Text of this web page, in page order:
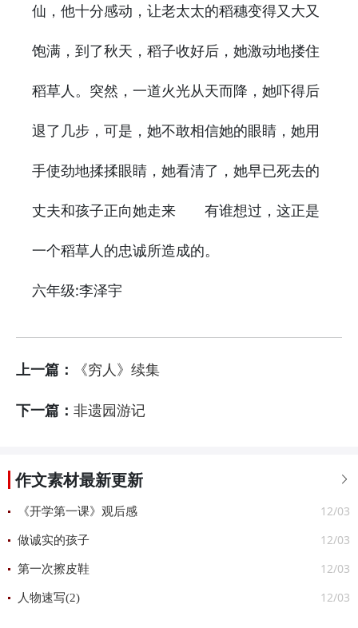
仙，他十分感动，让老太太的稻穗变得又大又
饱满，到了秋天，稻子收好后，她激动地搂住
稻草人。突然，一道火光从天而降，她吓得后
退了几步，可是，她不敢相信她的眼睛，她用
手使劲地揉揉眼睛，她看清了，她早已死去的
丈夫和孩子正向她走来 有谁想过，这正是
一个稻草人的忠诚所造成的。
六年级:李泽宇
上一篇： 《穷人》续集
下一篇： 非遗园游记

作文素材最新更新
12/03
《开学第一课》观后感
12/03
做诚实的孩子
12/03
第一次擦皮鞋
12/03
人物速写(2)